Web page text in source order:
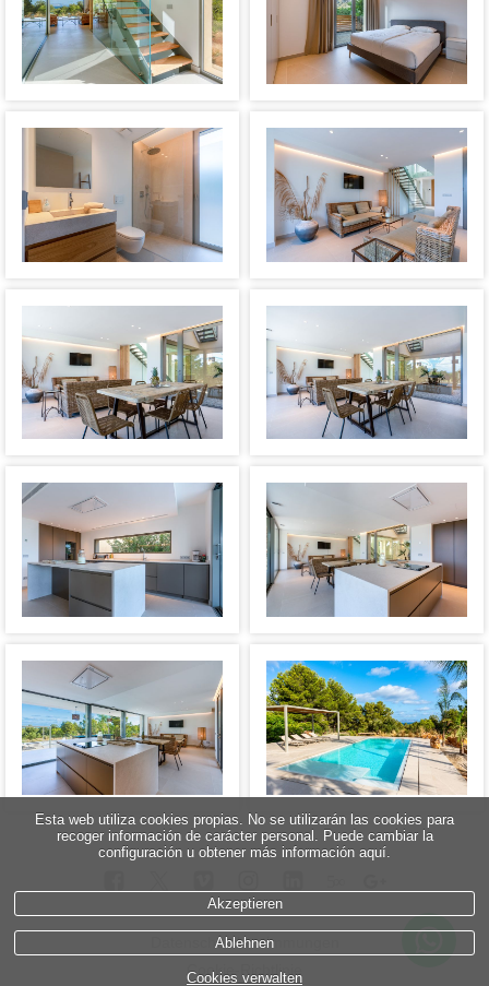
Datenschutzbestimmungen
Cookie-Richtlinie
Esta web utiliza cookies propias. No se utilizarán las cookies para
recoger información de carácter personal. Puede cambiar la
configuración u obtener más información aquí.
Akzeptieren
Ablehnen
Cookies verwalten